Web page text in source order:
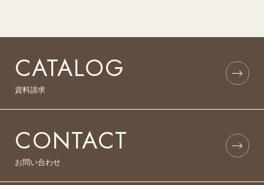
CATALOG
資料請求
CONTACT
お問い合わせ